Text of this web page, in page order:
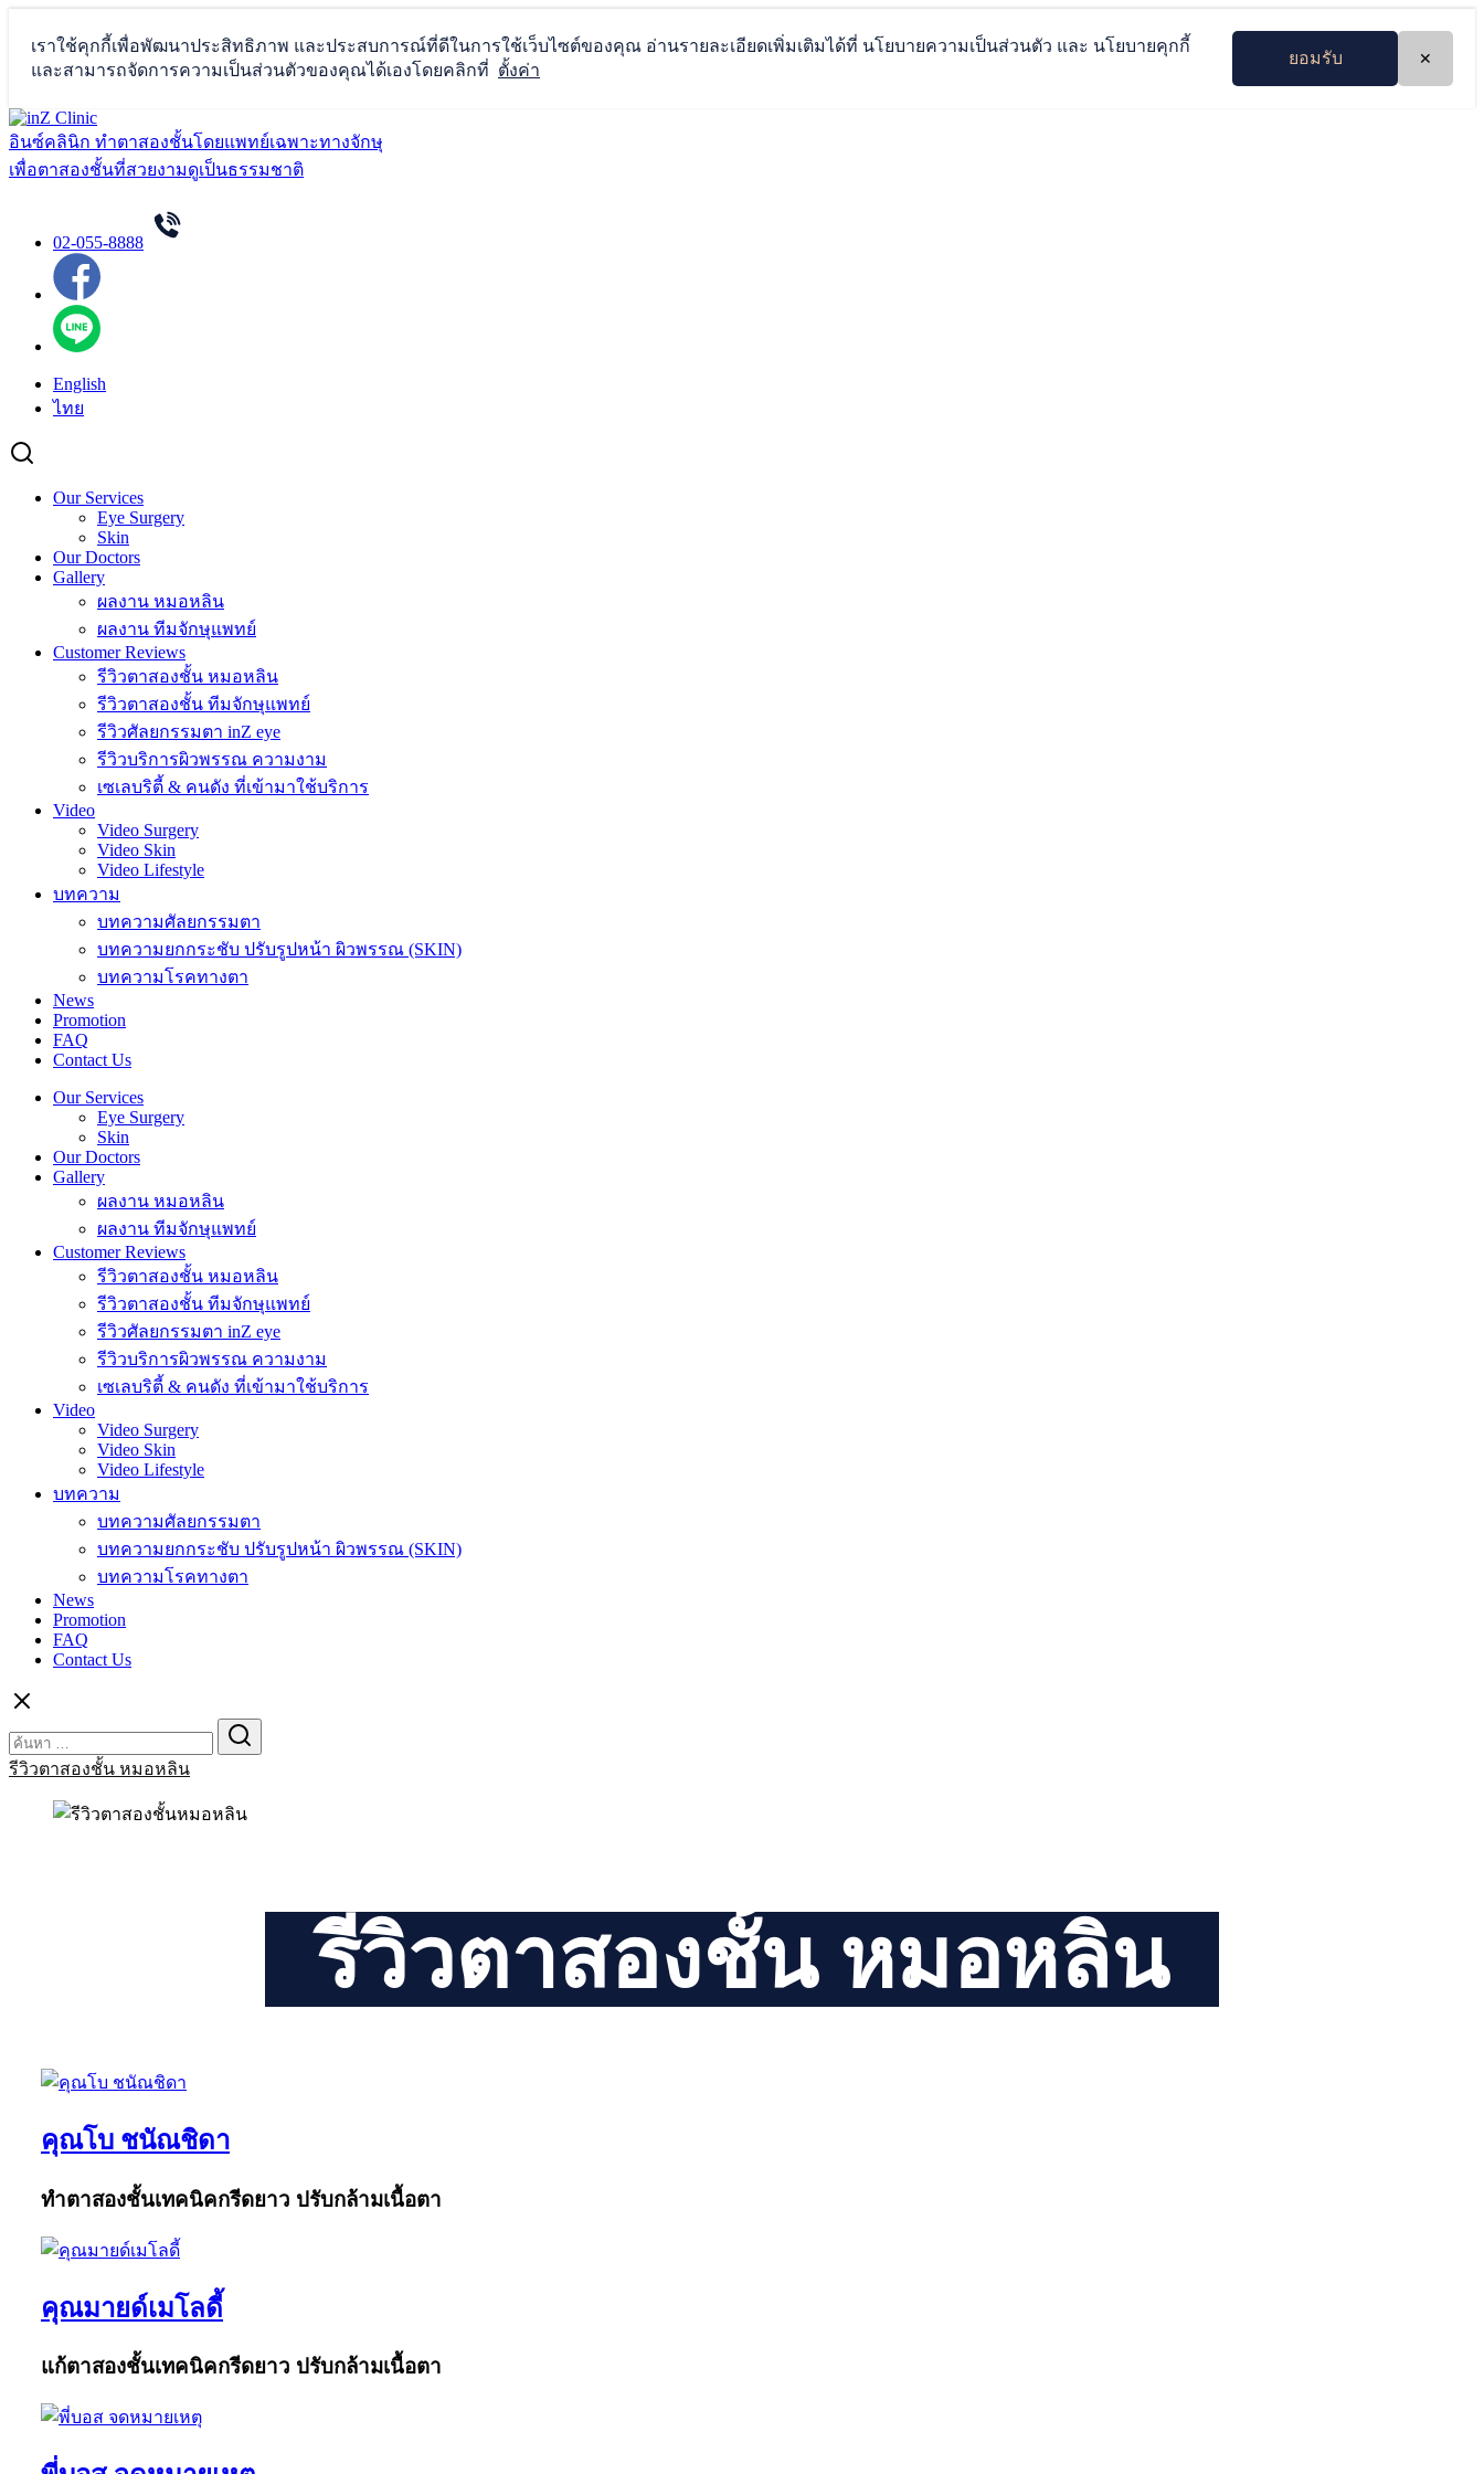
Skip
to
content
อินซ์คลินิก ทำตาสองชั้นโดยแพทย์เฉพาะทางจักษุ
เพื่อตาสองชั้นที่สวยงามดูเป็นธรรมชาติ
02-055-8888
English
ไทย
Our Services
Eye Surgery
Skin
Our Doctors
Gallery
ผลงาน หมอหลิน
ผลงาน ทีมจักษุแพทย์
Customer Reviews
รีวิวตาสองชั้น หมอหลิน
รีวิวตาสองชั้น ทีมจักษุแพทย์
รีวิวศัลยกรรมตา inZ eye
รีวิวบริการผิวพรรณ ความงาม
เซเลบริตี้ & คนดัง ที่เข้ามาใช้บริการ
Video
Video Surgery
Video Skin
Video Lifestyle
บทความ
บทความศัลยกรรมตา
บทความยกกระชับ ปรับรูปหน้า ผิวพรรณ (SKIN)
บทความโรคทางตา
News
Promotion
FAQ
Contact Us
Our Services
Eye Surgery
Skin
Our Doctors
Gallery
ผลงาน หมอหลิน
ผลงาน ทีมจักษุแพทย์
Customer Reviews
รีวิวตาสองชั้น หมอหลิน
รีวิวตาสองชั้น ทีมจักษุแพทย์
รีวิวศัลยกรรมตา inZ eye
รีวิวบริการผิวพรรณ ความงาม
เซเลบริตี้ & คนดัง ที่เข้ามาใช้บริการ
Video
Video Surgery
Video Skin
Video Lifestyle
บทความ
บทความศัลยกรรมตา
บทความยกกระชับ ปรับรูปหน้า ผิวพรรณ (SKIN)
บทความโรคทางตา
News
Promotion
FAQ
Contact Us
for:
รีวิวตาสองชั้น หมอหลิน
รีวิวตาสองชั้น หมอหลิน
คุณโบ ชนัณชิดา
ทำตาสองชั้นเทคนิคกรีดยาว ปรับกล้ามเนื้อตา
คุณมายด์เมโลดี้
แก้ตาสองชั้นเทคนิคกรีดยาว ปรับกล้ามเนื้อตา